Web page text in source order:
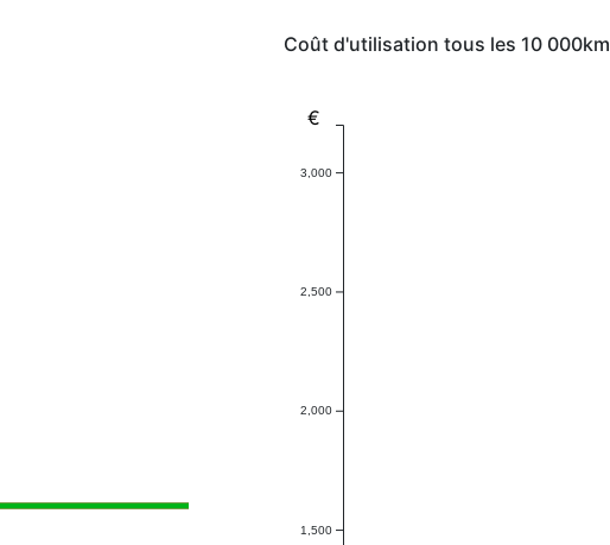
Coût d'utilisation tous les 10 000km
1,500
2,000
2,500
3,000
€